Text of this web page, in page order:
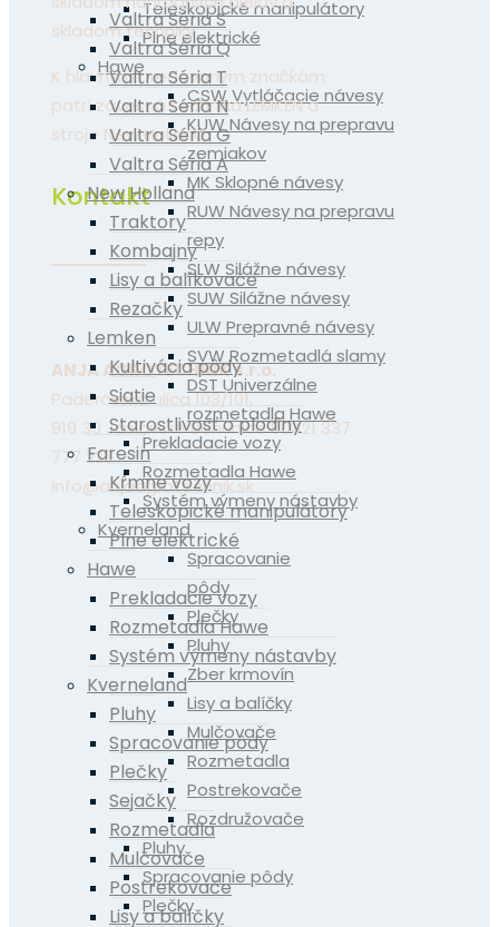
Teleskopické manipulátory
Plne elektrické
Hawe
CSW Vytláčacie návesy
KUW Návesy na prepravu
zemiakov
MK Sklopné návesy
RUW Návesy na prepravu
repy
SLW Silážne návesy
SUW Silážne návesy
ULW Prepravné návesy
SVW Rozmetadlá slamy
DST Univerzálne
rozmetadla Hawe
Prekladacie vozy
Rozmetadla Hawe
Systém výmeny nástavby
Kverneland
Spracovanie
pôdy
Plečky
Pluhy
Zber krmovín
Lisy a balíčky
Mulčovače
Rozmetadla
Postrekovače
Rozdružovače
Pluhy
Spracovanie pôdy
Plečky
skladom techniky.
K hlavným predávaným značkám
patrí závesná technika LEMKEN a
stroje New Holland.
Kontakt
ANJA AGROTECHNIK s.r.o.
Paderovská ulica 103/101,
919 30 Jaslovské Bohunice 00421 337
777 220
info@anjaagrotechnik.sk
Valtra Séria S
Valtra Séria Q
Valtra Séria T
Valtra Séria N
Valtra Séria G
Valtra Séria A
New Holland
Traktory
Kombajny
Lisy a balíkovače
Rezačky
Lemken
Kultivácia pôdy
Siatie
Starostlivosť o plodiny
Faresin
Kŕmne vozy
Teleskopické manipulátory
Plne elektrické
Hawe
Prekladacie vozy
Rozmetadla Hawe
Systém výmeny nástavby
Kverneland
Pluhy
Spracovanie pôdy
Plečky
Sejačky
Rozmetadla
Mulčovače
Postrekovače
Lisy a balíčky